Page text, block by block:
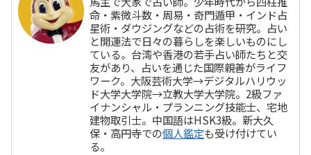
命・紫微斗数・周易・奇門遁甲・インド占
星術・ダウジングなどの占術を研究。占い
と開運法で日々の暮らしを楽しいものにし
ている。台湾や香港の若手占い師たちと交
友があり、占いを通じた国際親善がライフ
ワーク。大阪芸術大学→デジタルハリウッ
ド大学大学院→立教大学大学院。2級ファ
イナンシャル・プランニング技能士、宅地
建物取引士。中国語はHSK3級。新大久
保・高円寺での個人鑑定も受け付けてい
る。